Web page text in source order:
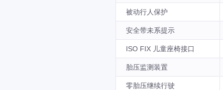
被动行人保护
安全带未系提示
ISO FIX 儿童座椅接口
胎压监测装置
零胎压继续行驶